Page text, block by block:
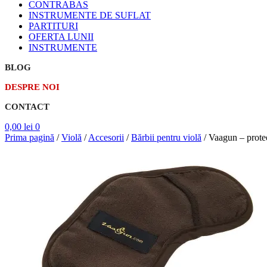
CONTRABAS
INSTRUMENTE DE SUFLAT
PARTITURI
OFERTA LUNII
INSTRUMENTE
BLOG
DESPRE NOI
CONTACT
0,00 lei 0
Prima pagină /Violă /Accesorii /Bărbii pentru violă /Vaagun –